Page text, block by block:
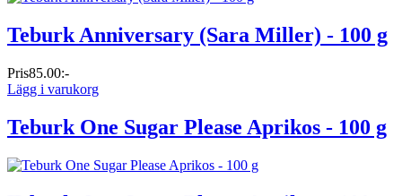
Teburk Anniversary (Sara Miller) - 100 g
Pris85.00:-
Lägg i varukorg
Teburk One Sugar Please Aprikos - 100 g